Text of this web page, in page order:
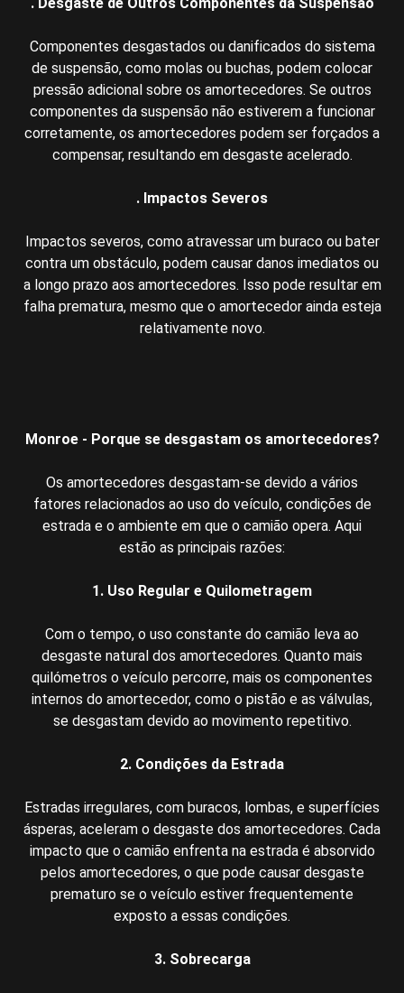
Componentes desgastados ou danificados do sistema
de suspensão, como molas ou buchas, podem colocar
pressão adicional sobre os amortecedores. Se outros
componentes da suspensão não estiverem a funcionar
corretamente, os amortecedores podem ser forçados a
compensar, resultando em desgaste acelerado.
. Impactos Severos
Impactos severos, como atravessar um buraco ou bater
contra um obstáculo, podem causar danos imediatos ou
a longo prazo aos amortecedores. Isso pode resultar em
falha prematura, mesmo que o amortecedor ainda esteja
relativamente novo.
Monroe - Porque se desgastam os amortecedores?
Os amortecedores desgastam-se devido a vários
fatores relacionados ao uso do veículo, condições de
estrada e o ambiente em que o camião opera. Aqui
estão as principais razões:
1. Uso Regular e Quilometragem
Com o tempo, o uso constante do camião leva ao
desgaste natural dos amortecedores. Quanto mais
quilómetros o veículo percorre, mais os componentes
internos do amortecedor, como o pistão e as válvulas,
se desgastam devido ao movimento repetitivo.
2. Condições da Estrada
Estradas irregulares, com buracos, lombas, e superfícies
ásperas, aceleram o desgaste dos amortecedores. Cada
impacto que o camião enfrenta na estrada é absorvido
pelos amortecedores, o que pode causar desgaste
prematuro se o veículo estiver frequentemente
exposto a essas condições.
3. Sobrecarga